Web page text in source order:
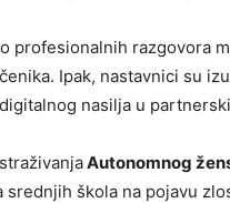
profesionalnih razgovora
Ipak, nastavnici su
nasilja u
Autonomnog
škola na pojavu